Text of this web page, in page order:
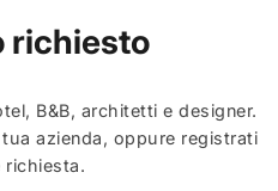
richiesto
B&B, architetti e designer.
azienda, oppure registrati
richiesta.